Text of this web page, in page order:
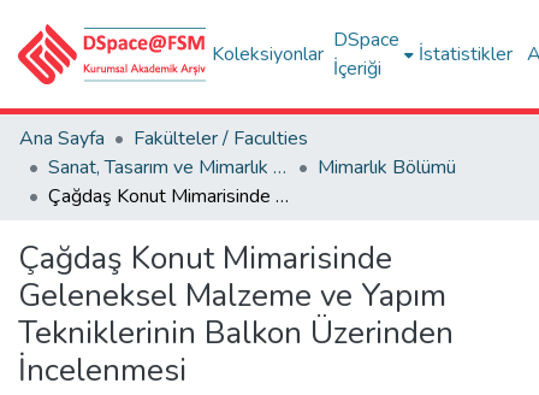
Koleksiyonlar
DSpace
İçeriği
İstatistikler
Ana Sayfa
Fakülteler / Faculties
Sanat, Tasarım ve Mimarlık Fakültesi / Faculty of Arts, Design and Architecture
Mimarlık Bölümü
Çağdaş Konut Mimarisinde Geleneksel Malzeme ve Yapım Tekniklerinin Balkon Üzerinden İncelenmesi
Çağdaş Konut Mimarisinde
Geleneksel Malzeme ve Yapım
Tekniklerinin Balkon Üzerinden
İncelenmesi